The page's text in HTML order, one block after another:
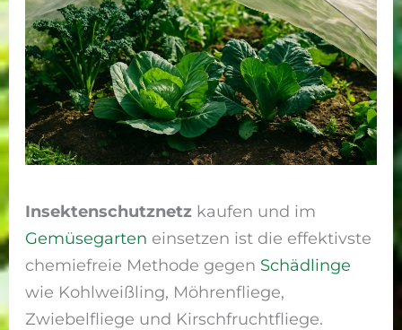
Insektenschutznetz kaufen und im
Gemüsegarten einsetzen ist die effektivste
chemiefreie Methode gegen Schädlinge
wie Kohlweißling, Möhrenfliege,
Zwiebelfliege und Kirschfruchtfliege.